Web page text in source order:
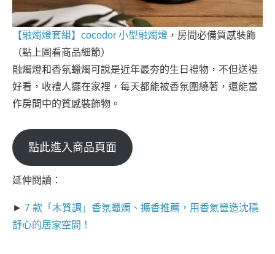
【融燭燈套組】cocodor 小型融燭燈 ，房間必備質感裝飾
（點上圖看商品細節）
融燭燈和香氛蠟燭可說是近年最夯的生日禮物，不但送禮
好看，收禮人擺在家裡，每天都能被香氛圍繞著，還能當
作房間中的質感裝飾物。
點此進入商品頁面
延伸閱讀：
► 7 款「木質調」香氛蠟燭、擴香推薦，用香氣營造沈穩
舒心的居家空間！